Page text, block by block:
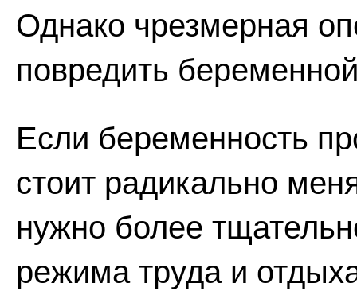
Однако чрезмерная
повредить
Если беременность
стоит радикально
нужно более
режима труда и